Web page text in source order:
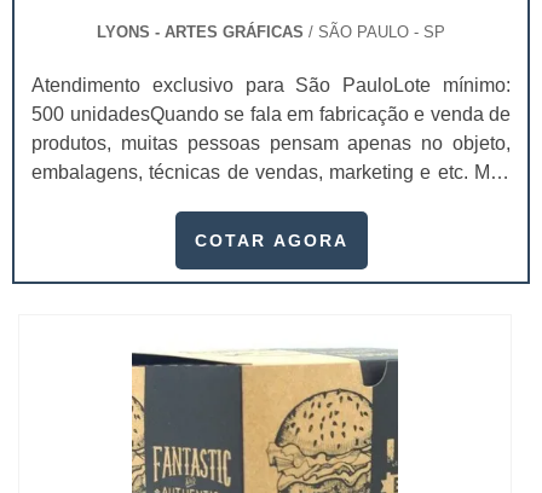
LYONS - ARTES GRÁFICAS / SÃO PAULO - SP
Atendimento exclusivo para São PauloLote mínimo:
500 unidadesQuando se fala em fabricação e venda de
produtos, muitas pessoas pensam apenas no objeto,
embalagens, técnicas de vendas, marketing e etc. Mas
e logística adequada, esses esforços podem não valer
um papel de destaque muito abrangente, pois este item,
COTAR AGORA